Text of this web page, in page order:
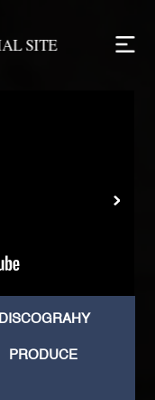
DISCOGRAHY
PRODUCE